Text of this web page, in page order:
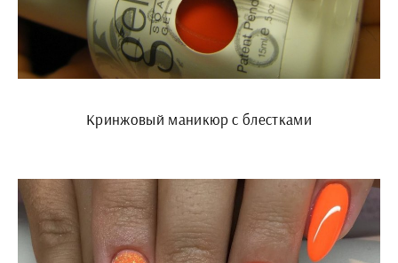
Кринжовый маникюр с блестками